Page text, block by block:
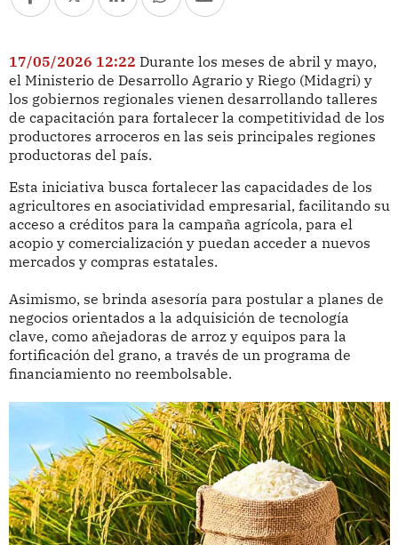
17/05/2026 12:22 Durante los meses de abril y mayo,
el Ministerio de Desarrollo Agrario y Riego (Midagri) y
los gobiernos regionales vienen desarrollando talleres
de capacitación para fortalecer la competitividad de los
productores arroceros en las seis principales regiones
productoras del país.
Esta iniciativa busca fortalecer las capacidades de los
agricultores en asociatividad empresarial, facilitando su
acceso a créditos para la campaña agrícola, para el
acopio y comercialización y puedan acceder a nuevos
mercados y compras estatales.
Asimismo, se brinda asesoría para postular a planes de
negocios orientados a la adquisición de tecnología
clave, como añejadoras de arroz y equipos para la
fortificación del grano, a través de un programa de
financiamiento no reembolsable.